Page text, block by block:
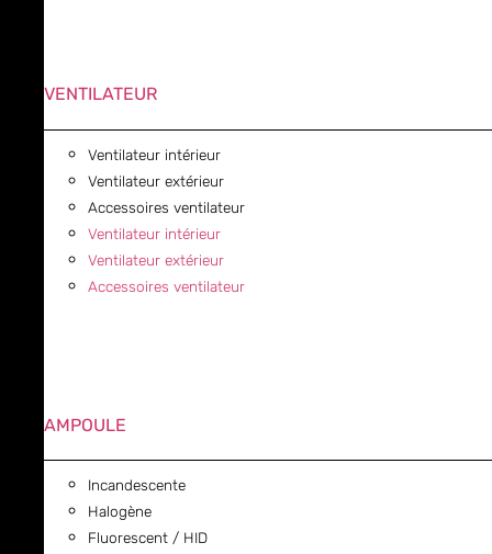
VENTILATEUR
Ventilateur intérieur
Ventilateur extérieur
Accessoires ventilateur
Ventilateur intérieur
Ventilateur extérieur
Accessoires ventilateur
AMPOULE
Incandescente
Halogène
Fluorescent / HID